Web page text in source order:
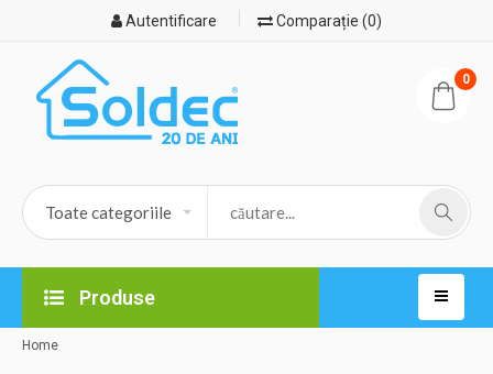
Autentificare Comparație (0)
0
Produse
Home